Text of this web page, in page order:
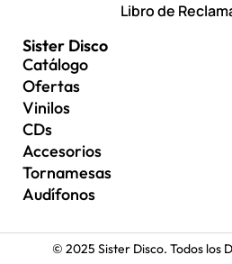
Libro de
Sister Disco
Catálogo
Ofertas
Vinilos
CDs
Accesorios
Tornamesas
Audífonos
© 2025 Sister Disco. Todos los